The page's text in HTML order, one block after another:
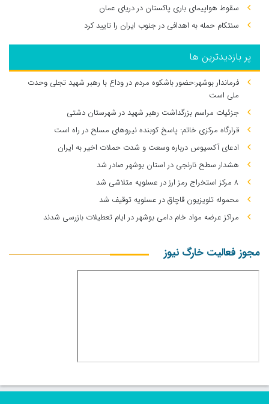
سقوط هواپیمای باری پاکستان در دریای عمان
سنتکام حمله به اهدافی در جنوب ایران را تایید کرد
پر بازدیدترین ها
فرماندار بوشهر:حضور باشکوه مردم در وداع با رهبر شهید تجلی وحدت
ملی است
جزئیات مراسم بزرگداشت رهبر شهید در شهرستان دشتی
قرارگاه مرکزی خاتم: پاسخ کوبنده نیروهای مسلح در راه است
ادعای آکسیوس درباره وسعت و شدت حملات اخیر به ایران
هشدار سطح نارنجی در استان بوشهر صادر شد
۸ مرکز استخراج رمز ارز در عسلویه متلاشی شد
محموله تلویزیون قاچاق در عسلویه توقیف شد
مراکز عرضه مواد خام دامی بوشهر در ایام تعطیلات بازرسی شدند
مجوز فعالیت خارگ نیوز